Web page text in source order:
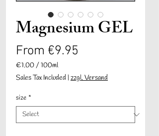
Magnesium GEL
From €9.95
€1.00/ 100ml
€1.00
per
Milliliters
Sales Tax Included | zzgl. Versand
size *